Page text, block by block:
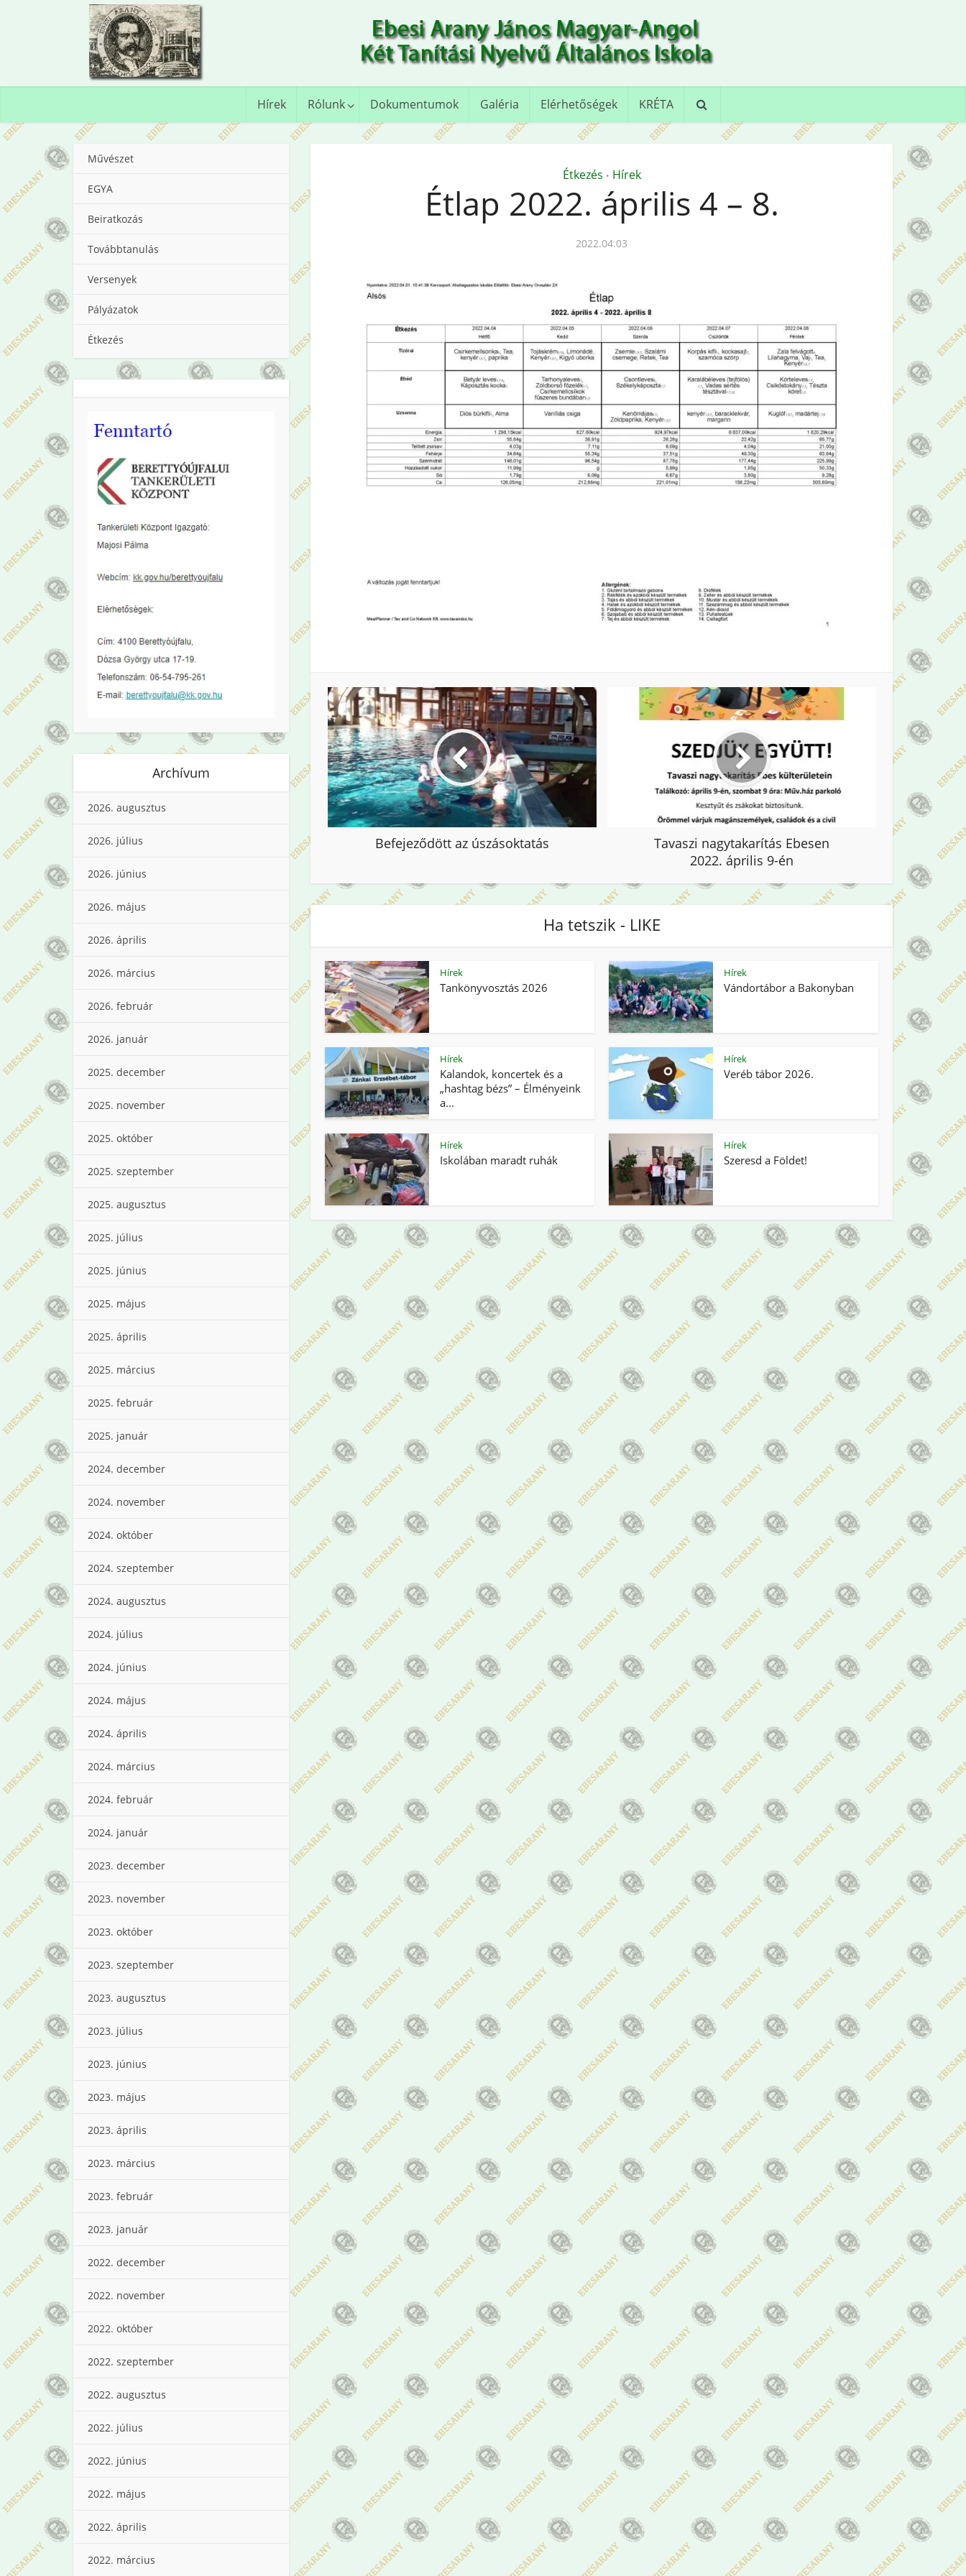
Hírek Rólunk Dokumentumok Galéria Elérhetőségek KRÉTA
Művészet
EGYA
Beiratkozás
Továbbtanulás
Versenyek
Pályázatok
Étkezés
Archívum
2026. augusztus
2026. július
2026. június
2026. május
2026. április
2026. március
2026. február
2026. január
2025. december
2025. november
2025. október
2025. szeptember
2025. augusztus
2025. július
2025. június
2025. május
2025. április
2025. március
2025. február
2025. január
2024. december
2024. november
2024. október
2024. szeptember
2024. augusztus
2024. július
2024. június
2024. május
2024. április
2024. március
2024. február
2024. január
2023. december
2023. november
2023. október
2023. szeptember
2023. augusztus
2023. július
2023. június
2023. május
2023. április
2023. március
2023. február
2023. január
2022. december
2022. november
2022. október
2022. szeptember
2022. augusztus
2022. július
2022. június
2022. május
2022. április
2022. március
Étkezés • Hírek
Étlap 2022. április 4 – 8.
2022.04.03
Befejeződött az úszásoktatás
Tavaszi nagytakarítás Ebesen
2022. április 9-én
Ha tetszik - LIKE
Hírek
Tankönyvosztás 2026
Hírek
Vándortábor a Bakonyban
Hírek
Kalandok, koncertek és a
„hashtag bézs” – Élményeink
a...
Hírek
Veréb tábor 2026.
Hírek
Iskolában maradt ruhák
Hírek
Szeresd a Földet!